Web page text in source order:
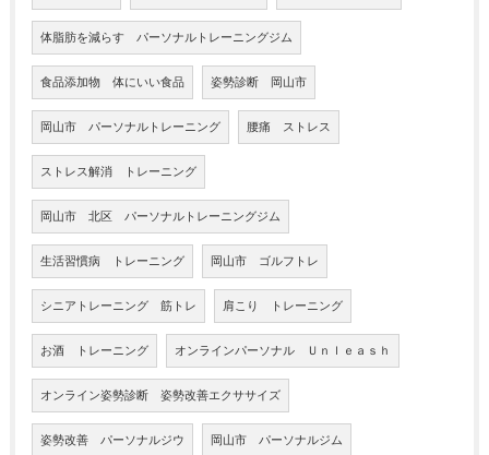
体脂肪を減らす パーソナルトレーニングジム
食品添加物 体にいい食品 姿勢診断 岡山市
岡山市 パーソナルトレーニング 腰痛 ストレス
ストレス解消 トレーニング
岡山市 北区 パーソナルトレーニングジム
生活習慣病 トレーニング 岡山市 ゴルフトレ
シニアトレーニング 筋トレ 肩こり トレーニング
お酒 トレーニング オンラインパーソナル Ｕｎｌｅａｓｈ
オンライン姿勢診断 姿勢改善エクササイズ
姿勢改善 パーソナルジウ 岡山市 パーソナルジム